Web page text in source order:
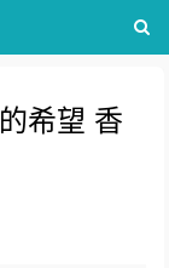
希望 香